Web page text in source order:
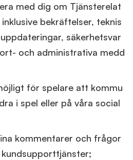
med dig om Tjänsterelat
bekräftelser, teknis
säkerhetsvar
och administrativa medd
för spelare att kommu
i spel eller på våra social
kommentarer och frågor